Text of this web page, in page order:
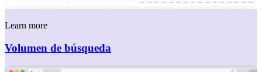
Learn more
Volumen de búsqueda